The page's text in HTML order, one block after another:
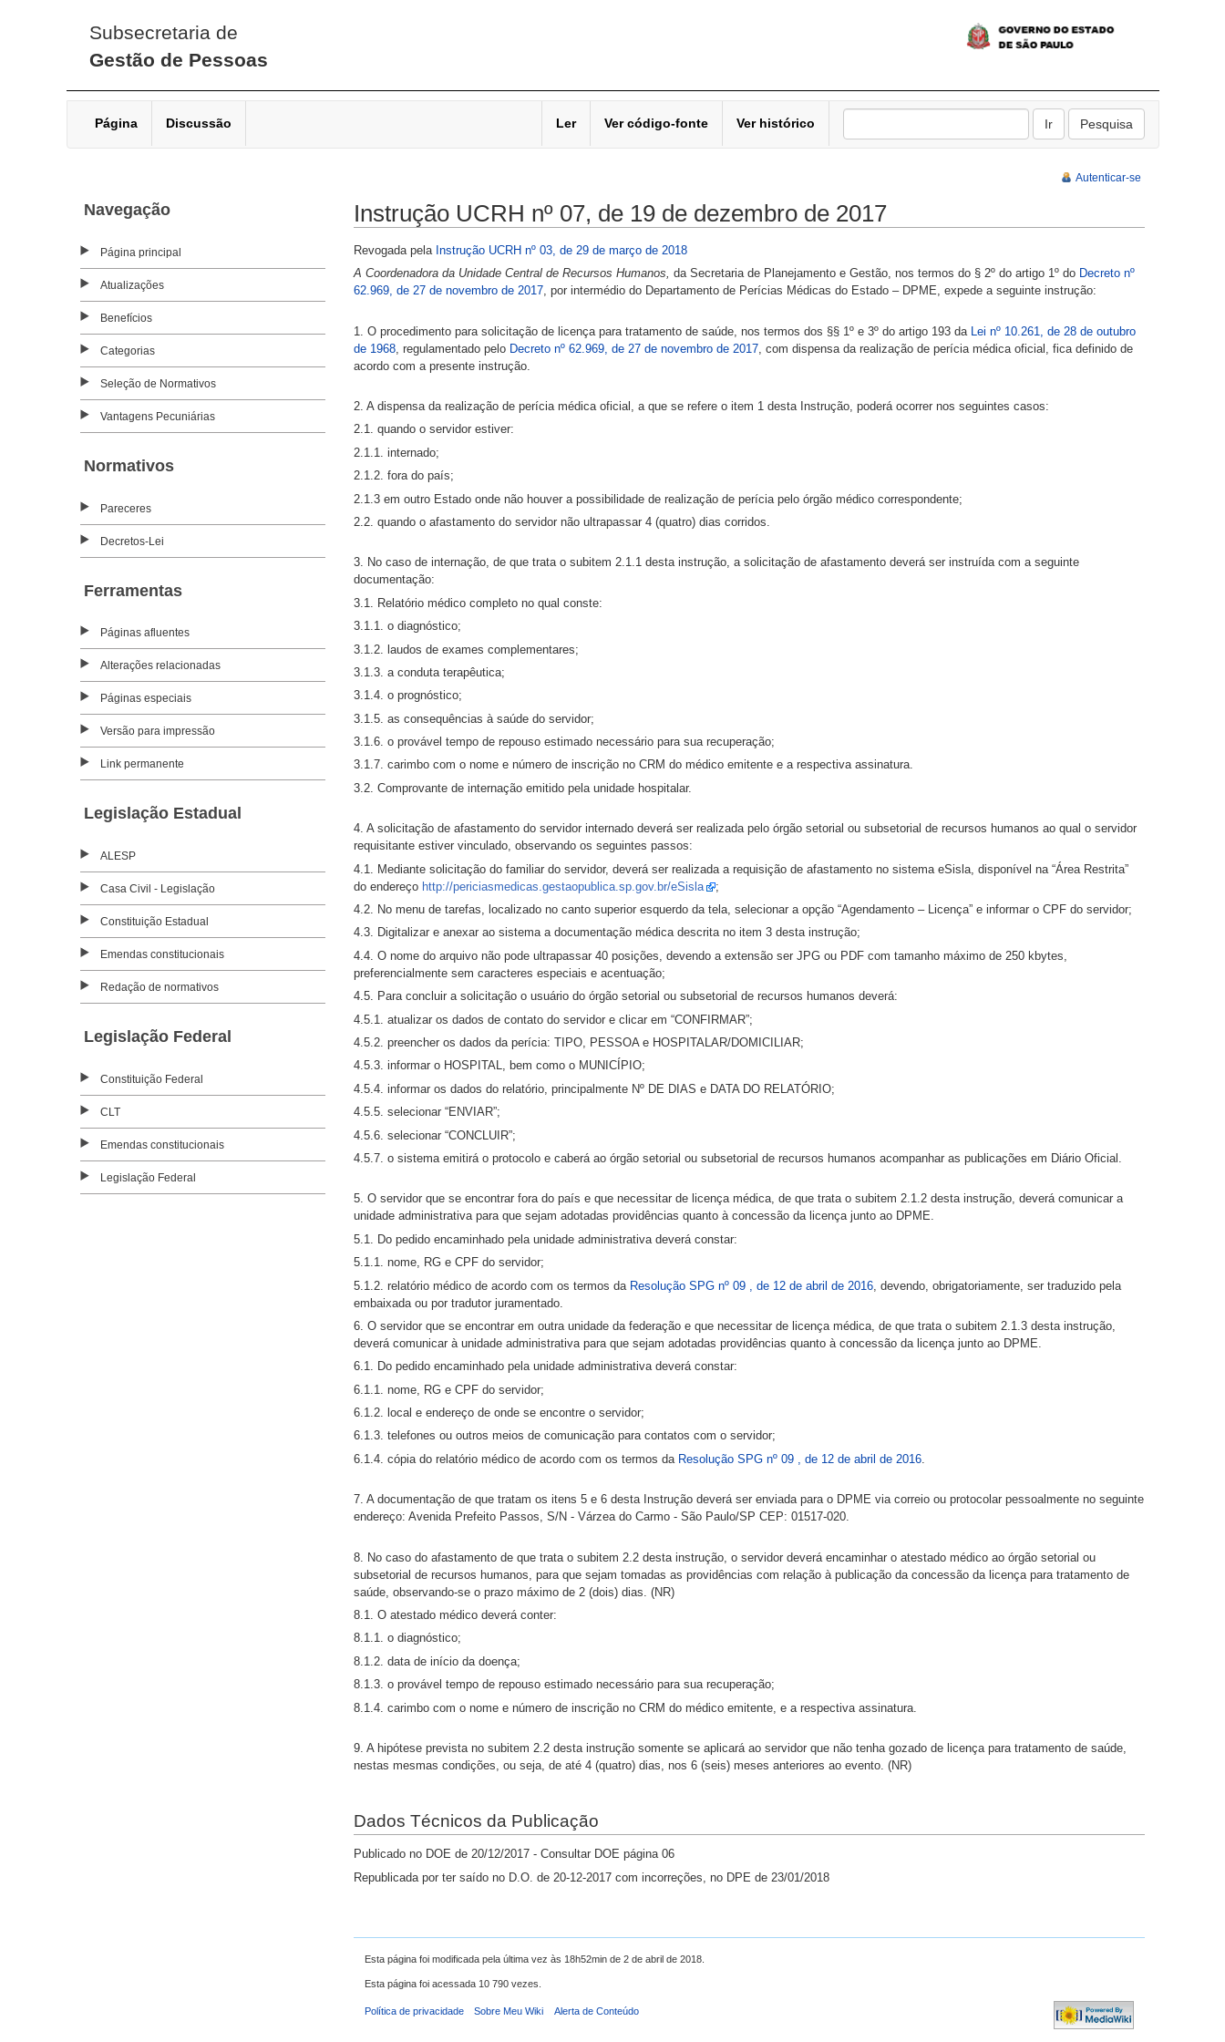
Subsecretaria de
Gestão de Pessoas
Página Discussão Ler Ver código-fonte Ver histórico
Autenticar-se
Navegação
Página principal
Atualizações
Benefícios
Categorias
Seleção de Normativos
Vantagens Pecuniárias
Normativos
Pareceres
Decretos-Lei
Ferramentas
Páginas afluentes
Alterações relacionadas
Páginas especiais
Versão para impressão
Link permanente
Legislação Estadual
ALESP
Casa Civil - Legislação
Constituição Estadual
Emendas constitucionais
Redação de normativos
Legislação Federal
Constituição Federal
CLT
Emendas constitucionais
Legislação Federal
Instrução UCRH nº 07, de 19 de dezembro de 2017
Revogada pela Instrução UCRH nº 03, de 29 de março de 2018
A Coordenadora da Unidade Central de Recursos Humanos, da Secretaria de Planejamento e Gestão, nos termos do § 2º do artigo 1º do Decreto nº
62.969, de 27 de novembro de 2017, por intermédio do Departamento de Perícias Médicas do Estado – DPME, expede a seguinte instrução:
1. O procedimento para solicitação de licença para tratamento de saúde, nos termos dos §§ 1º e 3º do artigo 193 da Lei nº 10.261, de 28 de outubro
de 1968 , regulamentado pelo Decreto nº 62.969, de 27 de novembro de 2017 , com dispensa da realização de perícia médica oficial, fica definido de
acordo com a presente instrução.
2. A dispensa da realização de perícia médica oficial, a que se refere o item 1 desta Instrução, poderá ocorrer nos seguintes casos:
2.1. quando o servidor estiver:
2.1.1. internado;
2.1.2. fora do país;
2.1.3 em outro Estado onde não houver a possibilidade de realização de perícia pelo órgão médico correspondente;
2.2. quando o afastamento do servidor não ultrapassar 4 (quatro) dias corridos.
3. No caso de internação, de que trata o subitem 2.1.1 desta instrução, a solicitação de afastamento deverá ser instruída com a seguinte
documentação:
3.1. Relatório médico completo no qual conste:
3.1.1. o diagnóstico;
3.1.2. laudos de exames complementares;
3.1.3. a conduta terapêutica;
3.1.4. o prognóstico;
3.1.5. as consequências à saúde do servidor;
3.1.6. o provável tempo de repouso estimado necessário para sua recuperação;
3.1.7. carimbo com o nome e número de inscrição no CRM do médico emitente e a respectiva assinatura.
3.2. Comprovante de internação emitido pela unidade hospitalar.
4. A solicitação de afastamento do servidor internado deverá ser realizada pelo órgão setorial ou subsetorial de recursos humanos ao qual o servidor
requisitante estiver vinculado, observando os seguintes passos:
4.1. Mediante solicitação do familiar do servidor, deverá ser realizada a requisição de afastamento no sistema eSisla, disponível na “Área Restrita”
do endereço http://periciasmedicas.gestaopublica.sp.gov.br/eSisla
;
4.2. No menu de tarefas, localizado no canto superior esquerdo da tela, selecionar a opção “Agendamento – Licença” e informar o CPF do servidor;
4.3. Digitalizar e anexar ao sistema a documentação médica descrita no item 3 desta instrução;
4.4. O nome do arquivo não pode ultrapassar 40 posições, devendo a extensão ser JPG ou PDF com tamanho máximo de 250 kbytes,
preferencialmente sem caracteres especiais e acentuação;
4.5. Para concluir a solicitação o usuário do órgão setorial ou subsetorial de recursos humanos deverá:
4.5.1. atualizar os dados de contato do servidor e clicar em “CONFIRMAR”;
4.5.2. preencher os dados da perícia: TIPO, PESSOA e HOSPITALAR/DOMICILIAR;
4.5.3. informar o HOSPITAL, bem como o MUNICÍPIO;
4.5.4. informar os dados do relatório, principalmente Nº DE DIAS e DATA DO RELATÓRIO;
4.5.5. selecionar “ENVIAR”;
4.5.6. selecionar “CONCLUIR”;
4.5.7. o sistema emitirá o protocolo e caberá ao órgão setorial ou subsetorial de recursos humanos acompanhar as publicações em Diário Oficial.
5. O servidor que se encontrar fora do país e que necessitar de licença médica, de que trata o subitem 2.1.2 desta instrução, deverá comunicar a
unidade administrativa para que sejam adotadas providências quanto à concessão da licença junto ao DPME.
5.1. Do pedido encaminhado pela unidade administrativa deverá constar:
5.1.1. nome, RG e CPF do servidor;
5.1.2. relatório médico de acordo com os termos da Resolução SPG nº 09 , de 12 de abril de 2016 , devendo, obrigatoriamente, ser traduzido pela
embaixada ou por tradutor juramentado.
6. O servidor que se encontrar em outra unidade da federação e que necessitar de licença médica, de que trata o subitem 2.1.3 desta instrução,
deverá comunicar à unidade administrativa para que sejam adotadas providências quanto à concessão da licença junto ao DPME.
6.1. Do pedido encaminhado pela unidade administrativa deverá constar:
6.1.1. nome, RG e CPF do servidor;
6.1.2. local e endereço de onde se encontre o servidor;
6.1.3. telefones ou outros meios de comunicação para contatos com o servidor;
6.1.4. cópia do relatório médico de acordo com os termos da Resolução SPG nº 09 , de 12 de abril de 2016
7. A documentação de que tratam os itens 5 e 6 desta Instrução deverá ser enviada para o DPME via correio ou protocolar pessoalmente no seguinte
endereço: Avenida Prefeito Passos, S/N - Várzea do Carmo - São Paulo/SP CEP: 01517-020.
8. No caso do afastamento de que trata o subitem 2.2 desta instrução, o servidor deverá encaminhar o atestado médico ao órgão setorial ou
subsetorial de recursos humanos, para que sejam tomadas as providências com relação à publicação da concessão da licença para tratamento de
saúde, observando-se o prazo máximo de 2 (dois) dias. (NR)
8.1. O atestado médico deverá conter:
8.1.1. o diagnóstico;
8.1.2. data de início da doença;
8.1.3. o provável tempo de repouso estimado necessário para sua recuperação;
8.1.4. carimbo com o nome e número de inscrição no CRM do médico emitente, e a respectiva assinatura.
9. A hipótese prevista no subitem 2.2 desta instrução somente se aplicará ao servidor que não tenha gozado de licença para tratamento de saúde,
nestas mesmas condições, ou seja, de até 4 (quatro) dias, nos 6 (seis) meses anteriores ao evento. (NR)
Dados Técnicos da Publicação
Publicado no DOE de 20/12/2017 - Consultar DOE página 06
Republicada por ter saído no D.O. de 20-12-2017 com incorreções, no DPE de 23/01/2018
Esta página foi modificada pela última vez às 18h52min de 2 de abril de 2018.
Esta página foi acessada 10 790 vezes.
Política de privacidade Sobre Meu Wiki Alerta de Conteúdo